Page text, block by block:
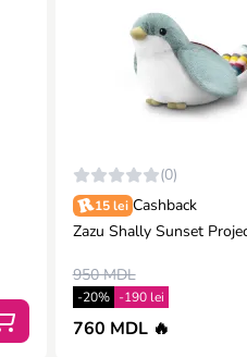
(0)
15 lei Cashback
Zazu Shally Sunset
950 MDL
-20% -190 lei
760 MDL 🔥